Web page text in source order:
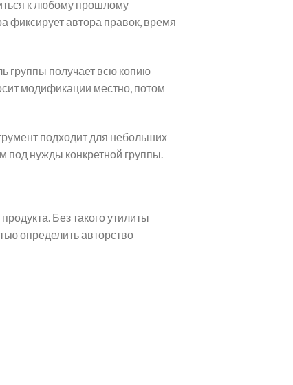
к любому прошлому
фиксирует автора правок, время
группы получает всю копию
модификации местно, потом
подходит для небольших
под нужды конкретной группы.
Без такого утилиты
определить авторство